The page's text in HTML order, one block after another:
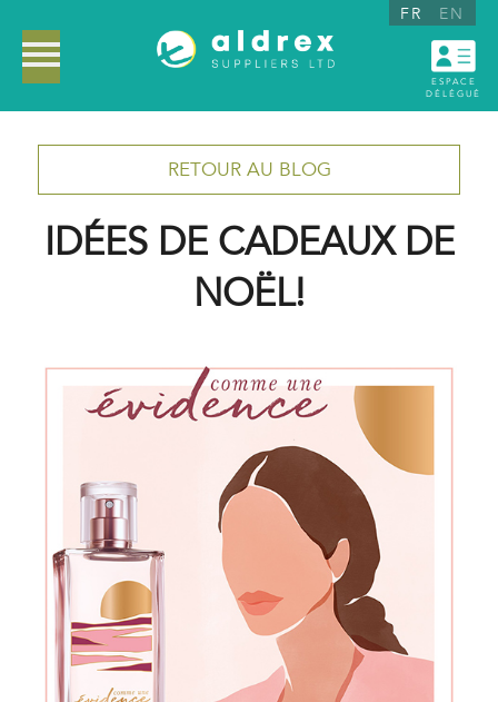
FR EN
ESPACE
DÉLÉGUÉ
RETOUR AU BLOG
IDÉES DE CADEAUX DE
NOËL!